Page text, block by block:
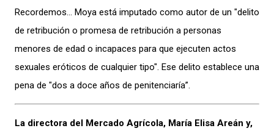
Recordemos… Moya está imputado como autor de un "delito
de retribución o promesa de retribución a personas
menores de edad o incapaces para que ejecuten actos
sexuales eróticos de cualquier tipo". Ese delito establece una
pena de "dos a doce años de penitenciaría”.
La directora del Mercado Agrícola, María Elisa Areán y,